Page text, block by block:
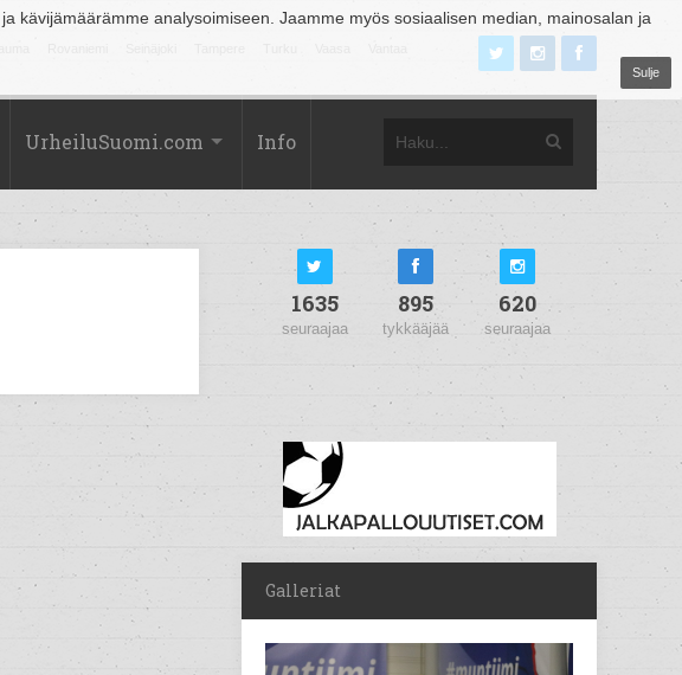
kävijämäärämme analysoimiseen. Jaamme myös sosiaalisen median, mainosalan ja
Sulje
UrheiluSuomi.com Info
1635
seuraajaa
895
tykkääjää
620
seuraajaa
Galleriat